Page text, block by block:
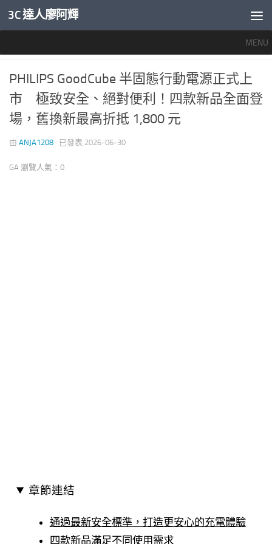
內文下方
3C 達人廖阿輝
MENU
0
PHILIPS GoodCube 半固態行動電源正式上
市 極致安全、絕對便利！四款新品全面登
場，舊換新最高折抵 1,800 元
由 ANJA1208 · 已發表 2026-06-30
GA 瀏覽人氣：0
章節連結
通過最新安全標準，打造更安心的充電體驗
四款新品滿足不同使用需求